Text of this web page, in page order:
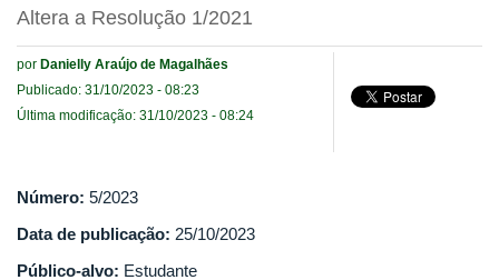
Altera a Resolução 1/2021
por Danielly Araújo de Magalhães
Publicado: 31/10/2023 - 08:23
Última modificação: 31/10/2023 - 08:24
Número: 5/2023
Data de publicação: 25/10/2023
Público-alvo: Estudante